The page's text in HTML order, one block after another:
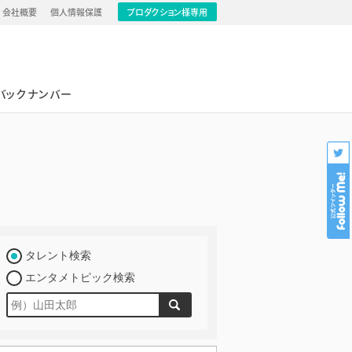
会社概要 個人情報保護 プロダクション様専用
ックナンバー
タレント検索
エンタメトピック検索